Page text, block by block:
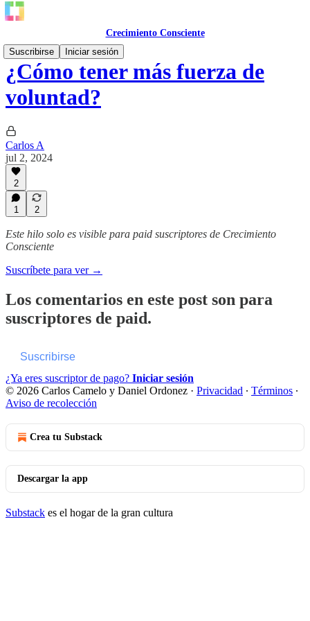
Crecimiento Consciente
Suscribirse
Iniciar sesión
¿Cómo tener más fuerza de
voluntad?
Carlos A
jul 2, 2024
2
1 2
Este hilo solo es visible para paid suscriptores de Crecimiento
Consciente
Suscríbete para ver →
Los comentarios en este post son para
suscriptores de paid.
Suscribirse
¿Ya eres suscriptor de pago? Iniciar sesión
© 2026 Carlos Camelo y Daniel Ordonez · Privacidad ∙ Términos ∙
Aviso de recolección
Crea tu Substack
Descargar la app
Substack es el hogar de la gran cultura